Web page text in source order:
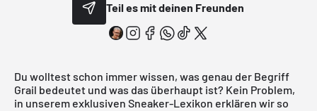
Teil es mit deinen Freunden
Du wolltest schon immer wissen, was genau der Begriff
Grail bedeutet und was das überhaupt ist? Kein Problem,
in unserem exklusiven Sneaker-Lexikon erklären wir so